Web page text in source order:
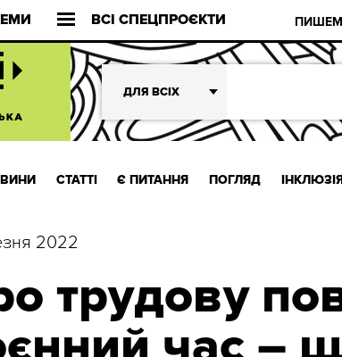
ВСІ СПЕЦПРОЄКТИ
ДЛЯ ВСІХ
СТАТТІ Є ПИТАННЯ ПОГЛЯД
2022
трудову